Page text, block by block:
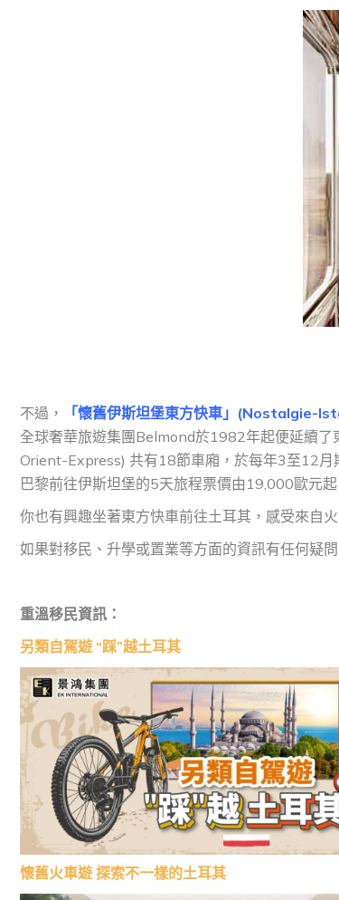
不過， 「懷舊伊斯坦堡東方快車」(Nostalgie-
全球奢華旅遊集團Belmond於1982年起便延續
Orient-Express) 共有18節車廂，於每年3至12月
巴黎前往伊斯坦堡的5天旅程票價由19,000歐元
你也有興趣坐著東方快車前往土耳其，感受來自
如果對移民、升學或置業等方面的資訊有任何疑
重溫移民資訊：
另類自駕遊 “踩”越土耳其
懷舊火車遊 探索不一樣的土耳其